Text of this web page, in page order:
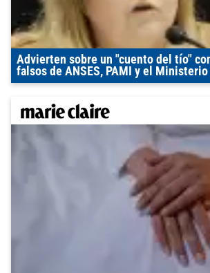
Advierten sobre un "cuento del tío"
falsos de ANSES, PAMI y el Ministerio